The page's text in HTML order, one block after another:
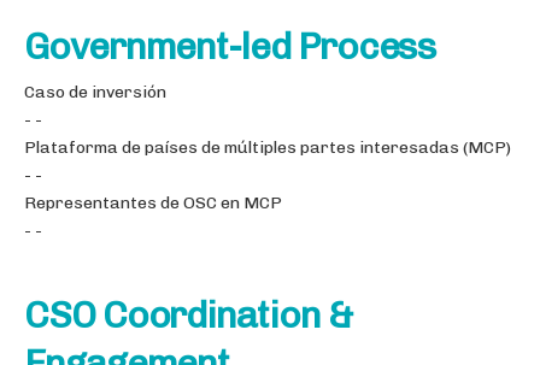
Government-led Process
Caso de inversión
- -
Plataforma de países de múltiples partes interesadas (MCP)
- -
Representantes de OSC en MCP
- -
CSO Coordination &